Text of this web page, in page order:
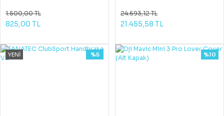
1.500,00 TL
825,00 TL
24.693,12 TL
21.455,58 TL
YENİ %5 %10